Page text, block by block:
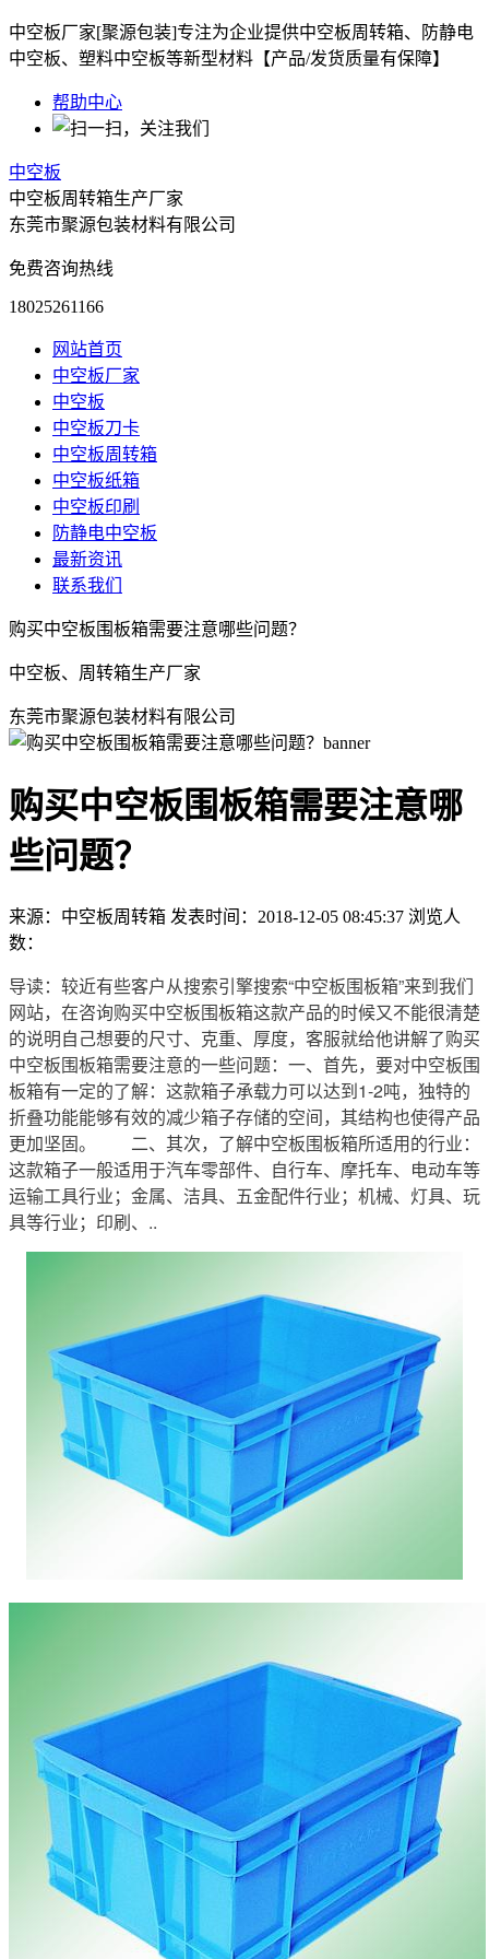
中空板厂家[聚源包装]专注为企业提供中空板周转箱、防静电
中空板、塑料中空板等新型材料【产品/发货质量有保障】
帮助中心
中空板
中空板周转箱生产厂家
东莞市聚源包装材料有限公司
免费咨询热线
18025261166
网站首页
中空板厂家
中空板
中空板刀卡
中空板周转箱
中空板纸箱
中空板印刷
防静电中空板
最新资讯
联系我们
购买中空板围板箱需要注意哪些问题？
中空板、周转箱生产厂家
东莞市聚源包装材料有限公司
购买中空板围板箱需要注意哪
些问题？
来源：中空板周转箱 发表时间：2018-12-05 08:45:37 浏览人
数：
导读：较近有些客户从搜索引擎搜索“中空板围板箱”来到我们
网站，在咨询购买中空板围板箱这款产品的时候又不能很清楚
的说明自己想要的尺寸、克重、厚度，客服就给他讲解了购买
中空板围板箱需要注意的一些问题：一、首先，要对中空板围
板箱有一定的了解：这款箱子承载力可以达到1-2吨，独特的
折叠功能能够有效的减少箱子存储的空间，其结构也使得产品
更加坚固。 二、其次，了解中空板围板箱所适用的行业：
这款箱子一般适用于汽车零部件、自行车、摩托车、电动车等
运输工具行业；金属、洁具、五金配件行业；机械、灯具、玩
具等行业；印刷、..